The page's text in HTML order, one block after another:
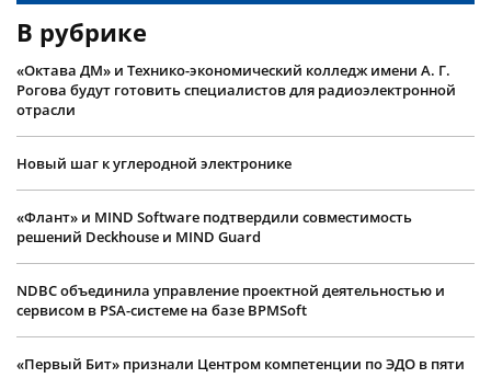
В рубрике
«Октава ДМ» и Технико-экономический колледж имени А. Г.
Рогова будут готовить специалистов для радиоэлектронной
отрасли
Новый шаг к углеродной электронике
«Флант» и MIND Software подтвердили совместимость
решений Deckhouse и MIND Guard
NDBC объединила управление проектной деятельностью и
сервисом в PSA-системе на базе BPMSoft
«Первый Бит» признали Центром компетенции по ЭДО в пяти